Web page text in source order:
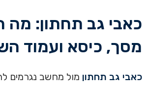
כאבי גב תחתון: מה
מסך, כיסא ועמוד
כאבי גב תחתון מול מחשב נגרמים